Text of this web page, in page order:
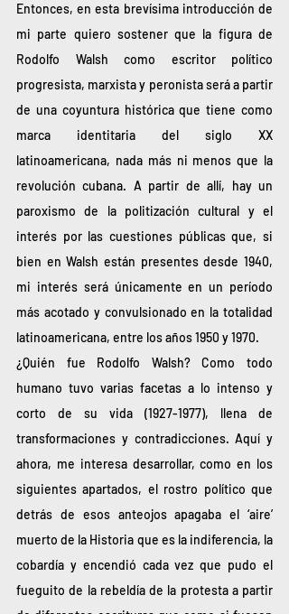
Entonces, en esta brevísima introducción de
mi parte quiero sostener que la figura de
Rodolfo Walsh como escritor político
progresista, marxista y peronista será a partir
de una coyuntura histórica que tiene como
marca identitaria del siglo XX
latinoamericana, nada más ni menos que la
revolución cubana. A partir de allí, hay un
paroxismo de la politización cultural y el
interés por las cuestiones públicas que, si
bien en Walsh están presentes desde 1940,
mi interés será únicamente en un período
más acotado y convulsionado en la totalidad
latinoamericana, entre los años 1950 y 1970.
¿Quién fue Rodolfo Walsh? Como todo
humano tuvo varias facetas a lo intenso y
corto de su vida (1927-1977), llena de
transformaciones y contradicciones. Aquí y
ahora, me interesa desarrollar, como en los
siguientes apartados, el rostro político que
detrás de esos anteojos apagaba el ‘aire’
muerto de la Historia que es la indiferencia, la
cobardía y encendió cada vez que pudo el
fueguito de la rebeldía de la protesta a partir